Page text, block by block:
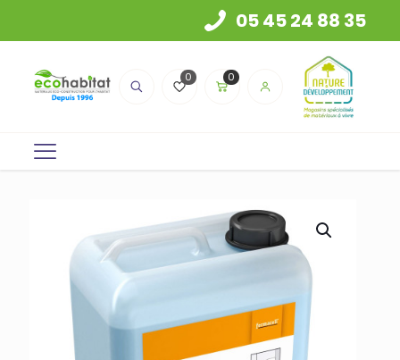
05 45 24 88 35
0 0